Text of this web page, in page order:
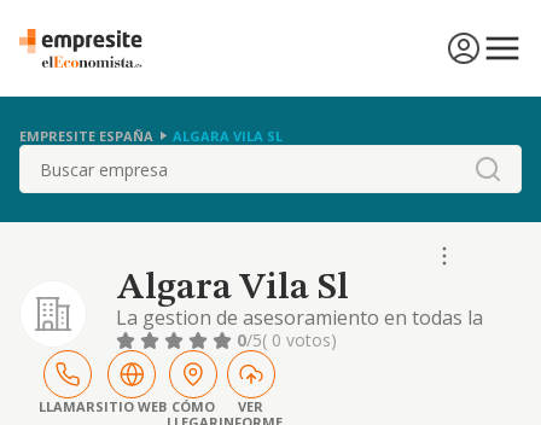
EMPRESITE ESPAÑA ALGARA VILA SL
Buscar
Algara Vila Sl
La gestion de asesoramiento en todas la
materias relacionadas con las empresas de
negocios, como son, a titulo de ejemplo, la
creacion, transformacion y disolucion de
empresas o la planificacion, gestion y
0/5( 0 votos)
LLAMARSITIO WEB CÓMO
VER